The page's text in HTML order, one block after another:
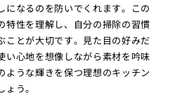
になるのを防いでくれます。この
特性を理解し、自分の掃除の習慣
ことが大切です。見た目の好みだ
い心地を想像しながら素材を吟味
ような輝きを保つ理想のキッチン
う。